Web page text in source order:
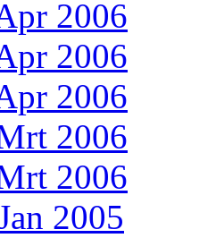
2006
2006
2006
2006
2006
2005